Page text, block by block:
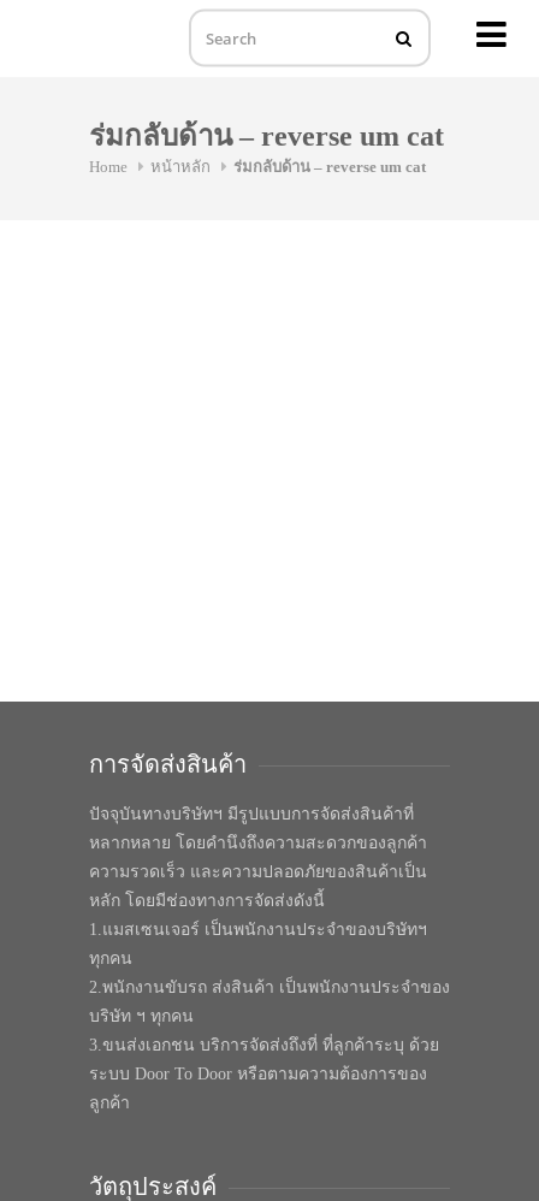
ร่มกลับด้าน – reverse um cat
Home หน้าหลัก ร่มกลับด้าน – reverse um cat
การจัดส่งสินค้า
ปัจจุบันทางบริษัทฯ มีรูปแบบการจัดส่งสินค้าที่
หลากหลาย โดยคำนึงถึงความสะดวกของลูกค้า
ความรวดเร็ว และความปลอดภัยของสินค้าเป็น
หลัก โดยมีช่องทางการจัดส่งดังนี้
1.แมสเซนเจอร์ เป็นพนักงานประจำของบริษัทฯ
ทุกคน
2.พนักงานขับรถ ส่งสินค้า เป็นพนักงานประจำของ
บริษัท ฯ ทุกคน
3.ขนส่งเอกชน บริการจัดส่งถึงที่ ที่ลูกค้าระบุ ด้วย
ระบบ Door To Door หรือตามความต้องการของ
ลูกค้า
วัตถุประสงค์